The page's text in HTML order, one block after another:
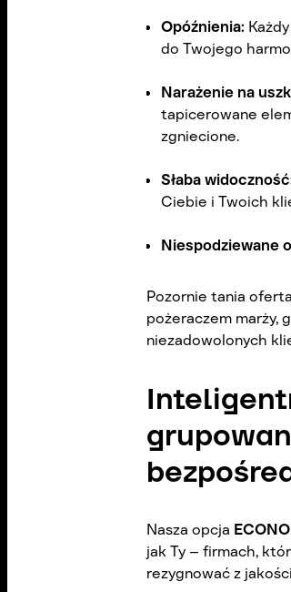
Opóźnienia:
do Twojego
Narażenie na
tapicerowane
zgniecione.
Słaba
Ciebie i Twoich
Niespodziewane
Pozornie tania
pożeraczem marży,
niezadowolonych
Nasza opcja
jak Ty – firmach,
rezygnować z